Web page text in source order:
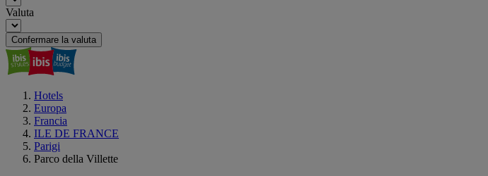
Valuta
Confermare la valuta
Hotels
Europa
Francia
ILE DE FRANCE
Parigi
Parco della Villette